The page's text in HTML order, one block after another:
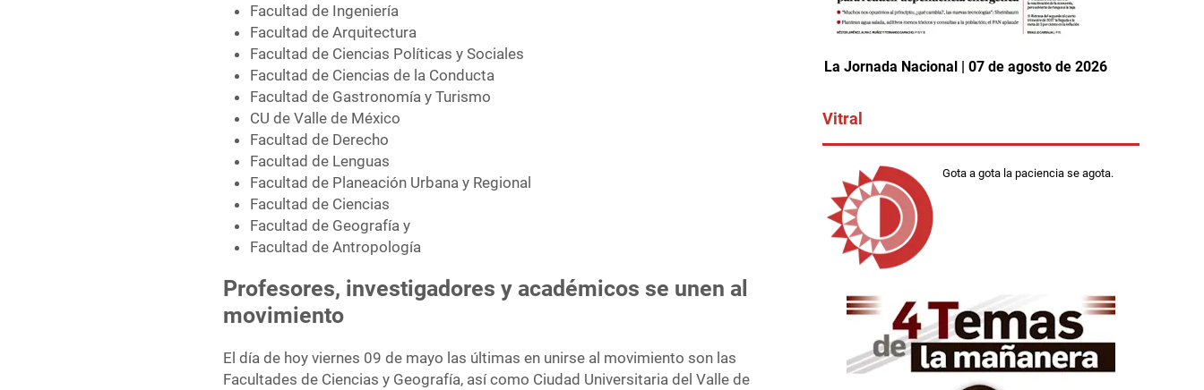
Facultad de Ingeniería
Facultad de Arquitectura
Facultad de Ciencias Políticas y Sociales
Facultad de Ciencias de la Conducta
Facultad de Gastronomía y Turismo
CU de Valle de México
Facultad de Derecho
Facultad de Lenguas
Facultad de Planeación Urbana y Regional
Facultad de Ciencias
Facultad de Geografía y
Facultad de Antropología
Profesores, investigadores y académicos se unen al
movimiento
El día de hoy viernes 09 de mayo las últimas en unirse al movimiento son las
Facultades de Ciencias y Geografía, así como Ciudad Universitaria del Valle de
La Jornada Nacional | 07 de agosto de 2026
Vitral
Gota a gota la paciencia se agota.